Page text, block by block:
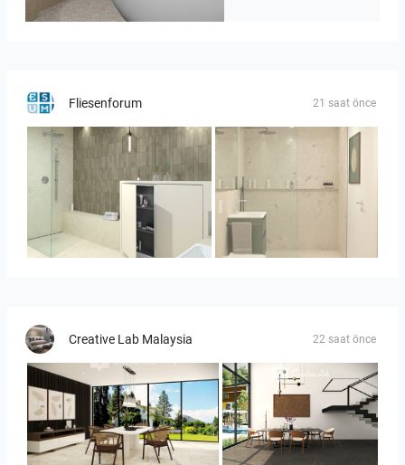
J._Stadtmuller-Koops_Staphorst_badkamer_TEGELS-3
Fliesenforum 21 saat önce
Bild_3 Bild__1
Creative Lab Malaysia 22 saat önce